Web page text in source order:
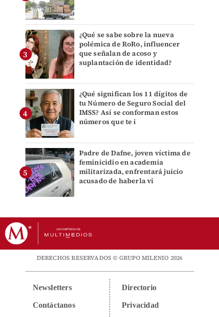
¿Qué se sabe sobre la nueva
polémica de RoRo, influencer
que señalan de acoso y
suplantación de identidad?
¿Qué significan los 11 dígitos de
tu Número de Seguro Social del
IMSS? Así se conforman estos
números que te i
Padre de Dafne, joven víctima de
feminicidio en academia
militarizada, enfrentará juicio
acusado de haberla vi
DERECHOS RESERVADOS © GRUPO MILENIO 2026
Newsletters
Contáctanos
Directorio
Privacidad